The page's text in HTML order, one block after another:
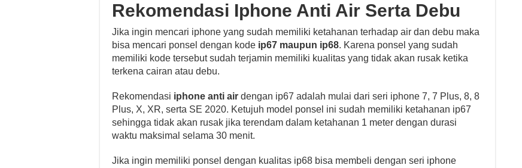
Rekomendasi Iphone Anti Air Serta Debu
Jika ingin mencari iphone yang sudah memiliki ketahanan terhadap air dan debu maka
bisa mencari ponsel dengan kode ip67 maupun ip68. Karena ponsel yang sudah
memiliki kode tersebut sudah terjamin memiliki kualitas yang tidak akan rusak ketika
terkena cairan atau debu.
Rekomendasi iphone anti air dengan ip67 adalah mulai dari seri iphone 7, 7 Plus, 8, 8
Plus, X, XR, serta SE 2020. Ketujuh model ponsel ini sudah memiliki ketahanan ip67
sehingga tidak akan rusak jika terendam dalam ketahanan 1 meter dengan durasi
waktu maksimal selama 30 menit.
Jika ingin memiliki ponsel dengan kualitas ip68 bisa membeli dengan seri iphone